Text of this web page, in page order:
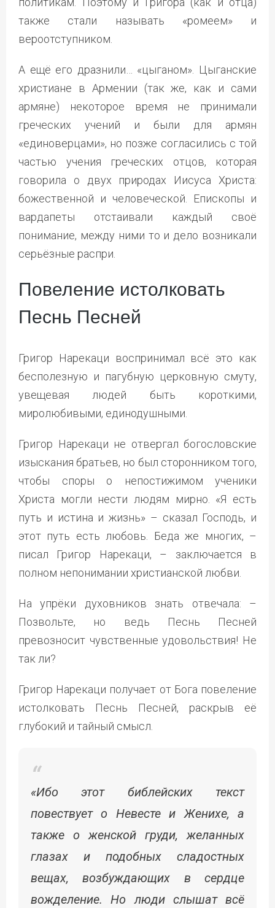
также стали называть «ромеем» и
вероотступником.
А ещё его дразнили… «цыганом». Цыганские
христиане в Армении (так же, как и сами
армяне) некоторое время не принимали
греческих учений и были для армян
«единоверцами», но позже согласились с той
частью учения греческих отцов, которая
говорила о двух природах Иисуса Христа:
божественной и человеческой. Епископы и
вардапеты отстаивали каждый своё
понимание, между ними то и дело возникали
серьёзные распри.
Повеление истолковать
Песнь Песней
Григор Нарекаци воспринимал всё это как
бесполезную и пагубную церковную смуту,
увещевая людей быть короткими,
миролюбивыми, единодушными.
Григор Нарекаци не отвергал богословские
изыскания братьев, но был сторонником того,
чтобы споры о непостижимом ученики
Христа могли нести людям мирно. «Я есть
путь и истина и жизнь» – сказал Господь, и
этот путь есть любовь. Беда же многих, –
писал Григор Нарекаци, – заключается в
полном непонимании христианской любви.
На упрёки духовников знать отвечала: –
Позвольте, но ведь Песнь Песней
превозносит чувственные удовольствия! Не
так ли?
Григор Нарекаци получает от Бога повеление
истолковать Песнь Песней, раскрыв её
глубокий и тайный смысл.
«Ибо этот библейских текст
повествует о Невесте и Женихе, а
также о женской груди, желанных
глазах и подобных сладостных
вещах, возбуждающих в сердце
вожделение. Но люди слышат всё